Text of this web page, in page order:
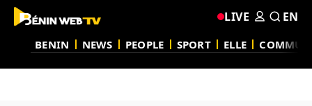
BENIN NEWS PEOPLE SPORT ELLE
LIVE EN